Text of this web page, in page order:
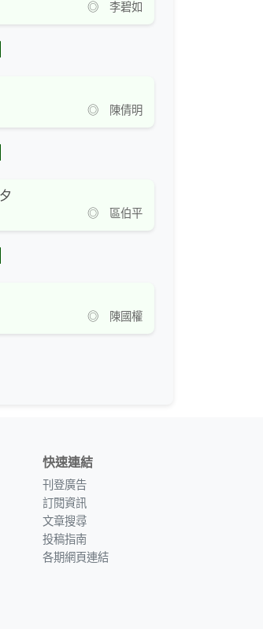
◎ 李碧如
◎ 陳倩明
◎ 區伯平
◎ 陳國權
快速連結
刊登廣告
訂閱資訊
文章搜尋
投稿指南
各期網頁連結